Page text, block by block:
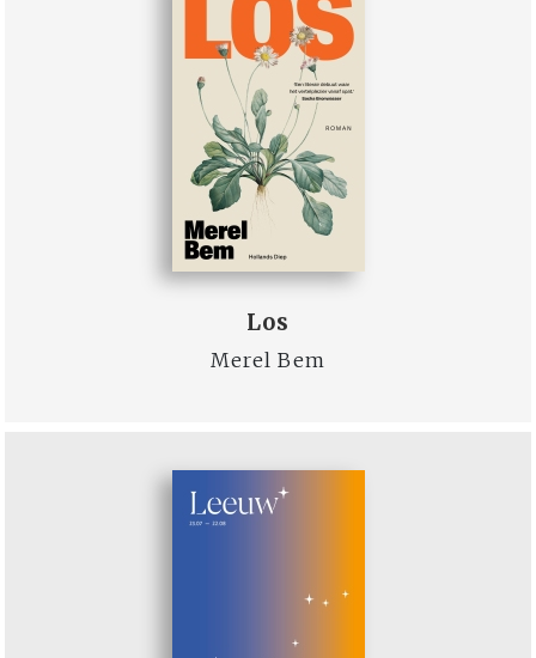
Los
Merel Bem